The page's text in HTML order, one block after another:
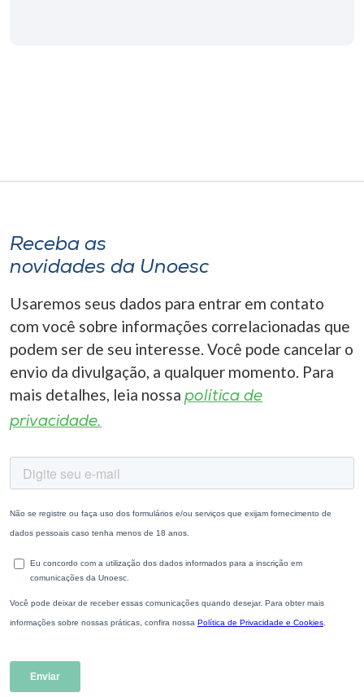
Receba as
novidades da Unoesc
Usaremos seus dados para entrar em contato
com você sobre informações correlacionadas que
podem ser de seu interesse. Você pode cancelar o
envio da divulgação, a qualquer momento. Para
mais detalhes, leia nossa política de
privacidade.